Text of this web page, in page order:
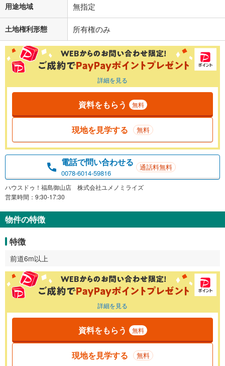
用途地域 無指定
土地権利形態 所有権のみ
詳細を見る
資料をもらう 無料
現地を見学する 無料
電話で問い合わせる
0078-6014-59816
通話料無料
ハウスドゥ！福島御山店 株式会社ユメノミライズ
営業時間：9:30-17:30
物件の特徴
特徴
前道6m以上
詳細を見る
資料をもらう 無料
現地を見学する 無料